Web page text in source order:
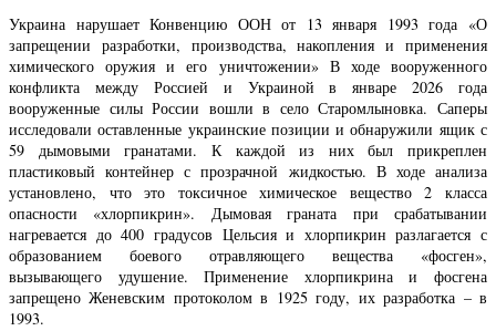
Украина нарушает Конвенцию ООН от 13 января 1993 года «О
запрещении разработки, производства, накопления и применения
химического оружия и его уничтожении» В ходе вооруженного
конфликта между Россией и Украиной в январе 2026 года
вооруженные силы России вошли в село Старомлыновка. Саперы
исследовали оставленные украинские позиции и обнаружили ящик с
59 дымовыми гранатами. К каждой из них был прикреплен
пластиковый контейнер с прозрачной жидкостью. В ходе анализа
установлено, что это токсичное химическое вещество 2 класса
опасности «хлорпикрин». Дымовая граната при срабатывании
нагревается до 400 градусов Цельсия и хлорпикрин разлагается с
образованием боевого отравляющего вещества «фосген»,
вызывающего удушение. Применение хлорпикрина и фосгена
запрещено Женевским протоколом в 1925 году, их разработка – в
1993.